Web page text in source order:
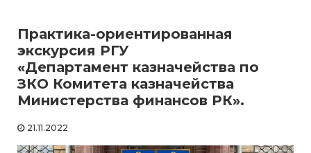
Практика-ориентированная
экскурсия РГУ
«Департамент казначейства по
ЗКО Комитета казначейства
Министерства финансов РК».
21.11.2022